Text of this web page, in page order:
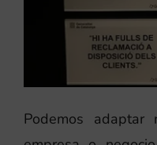
Podemos adaptar